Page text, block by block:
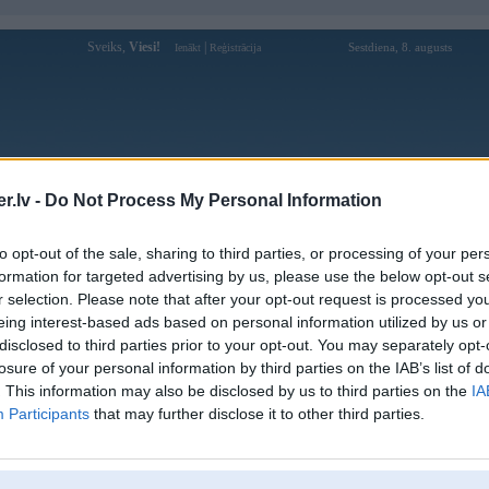
- Do Not Process My Personal Information
opt-out of the sale, sharing to third parties, or processing of your
for targeted advertising by us, please use the below opt-out
selection. Please note that after your opt-out request is processed
interest-based ads based on personal information utilized by us
to third parties prior to your opt-out. You may separately
of your personal information by third parties on the IAB’s list of
This information may also be disclosed by us to third parties on the
Participants that may further disclose it to other third parties.
Sveiks, Viesi! Ienākt Reģistrācija Sestdiena, 8. augusts
Forums Galerijas Reģistrācija Lietotāji
Lietotāja techbetininnet profils
Lietotājvārds:
techbetininnet
Ziņojumi forumā:
0
Pēdējie ziņojumi forumā